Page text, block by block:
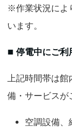
※作業状況によ
います。
■ 停電中にご利
上記時間帯は
備・サービスが
空調設備、